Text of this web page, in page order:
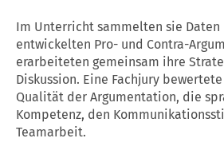
Im Unterricht sammelten sie Daten
entwickelten Pro- und Contra-
erarbeiteten gemeinsam ihre
Diskussion. Eine Fachjury
Qualität der Argumentation, die
Kompetenz, den
Teamarbeit.